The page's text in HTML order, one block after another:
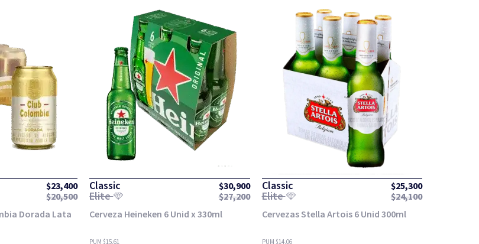
$23,400
$20,500
Dorada Lata
Classic $30,900
Elite $27,200
Cerveza Heineken 6 Unid x 330ml
PUM $15.61
Classic $25,300
Elite $24,100
Cervezas Stella Artois 6 Unid 300ml
PUM $14.06